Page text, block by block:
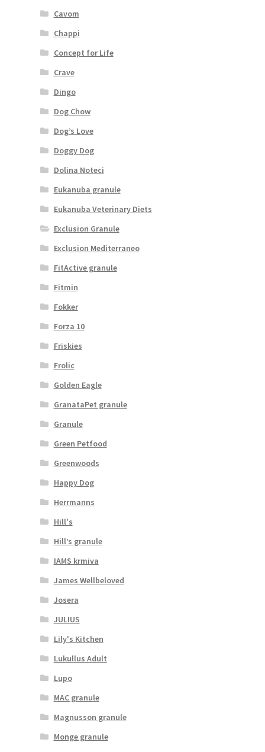
Cavom
Chappi
Concept for Life
Crave
Dingo
Dog Chow
Dog’s Love
Doggy Dog
Dolina Noteci
Eukanuba granule
Eukanuba Veterinary Diets
Exclusion Granule
Exclusion Mediterraneo
FitActive granule
Fitmin
Fokker
Forza 10
Friskies
Frolic
Golden Eagle
GranataPet granule
Granule
Green Petfood
Greenwoods
Happy Dog
Herrmanns
Hill's
Hill’s granule
IAMS krmiva
James Wellbeloved
Josera
JULIUS
Lily's Kitchen
Lukullus Adult
Lupo
MAC granule
Magnusson granule
Monge granule